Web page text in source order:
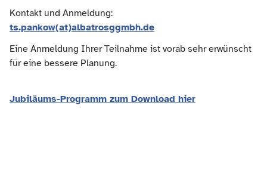
Kontakt und Anmeldung:
ts.pankow(at)albatrosggmbh.de
Eine Anmeldung Ihrer Teilnahme ist vorab sehr erwünscht
für eine bessere Planung.
Jubiläums-Programm zum Download hier